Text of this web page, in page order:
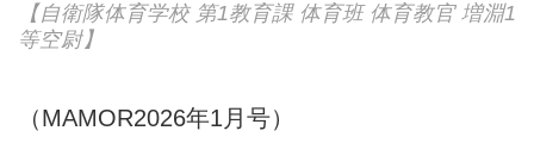
【自衛隊体育学校 第1教育課 体育班 体育教官 増淵1
等空尉】
（MAMOR2026年1月号）